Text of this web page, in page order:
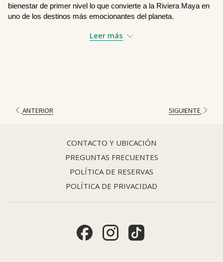
bienestar de primer nivel lo que convierte a la Riviera Maya en
uno de los destinos más emocionantes del planeta.
Tanto si sueñas con una escapada antes de las vacaciones,
Diciembre marca el comienzo del mejor clima del año en
Cielos azules despejados y sol radiante
Baja humedad y brisas refrescantes
Temperaturas nocturnas agradables
Aguas cálidas del Caribe, perfectas para nadar
arena hasta tardes de ocio en una tumbona, buceo en cenotes
Leer más
ANTERIOR SIGUIENTE
CONTACTO Y UBICACIÓN
PREGUNTAS FRECUENTES
POLÍTICA DE RESERVAS
POLÍTICA DE PRIVACIDAD